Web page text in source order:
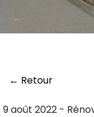
← Retour
9 août 2022 -